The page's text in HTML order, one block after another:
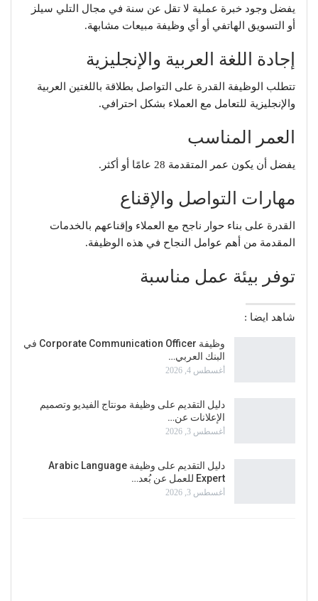
يفضل وجود خبرة عملية لا تقل عن سنة في مجال التلي سيلز
أو التسويق الهاتفي أو أي وظيفة مبيعات مشابهة.
إجادة اللغة العربية والإنجليزية
تتطلب الوظيفة القدرة على التواصل بطلاقة باللغتين العربية
والإنجليزية للتعامل مع العملاء بشكل احترافي.
العمر المناسب
يفضل أن يكون عمر المتقدمة 28 عامًا أو أكثر.
مهارات التواصل والإقناع
القدرة على بناء حوار ناجح مع العملاء وإقناعهم بالخدمات
المقدمة من أهم عوامل النجاح في هذه الوظيفة.
توفر بيئة عمل مناسبة
شاهد ايضا :
وظيفة Corporate Communication Officer في
البنك العربي…
أغسطس 4, 2026
دليل التقديم على وظيفة مونتاج الفيديو وتصميم
الإعلانات عن…
أغسطس 3, 2026
دليل التقديم على وظيفة Arabic Language
Expert للعمل عن بُعد…
أغسطس 3, 2026